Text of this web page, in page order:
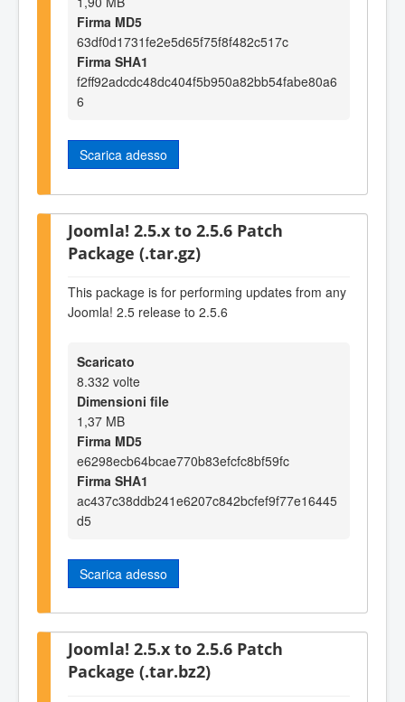
Firma MD5
63df0d1731fe2e5d65f75f8f482c517c
Firma SHA1
f2ff92adcdc48dc404f5b950a82bb54fabe80a6
6
Scarica adesso
Joomla! 2.5.x to 2.5.6 Patch
Package (.tar.gz)
This package is for performing updates from any
Joomla! 2.5 release to 2.5.6
Scaricato
8.332 volte
Dimensioni file
1,37 MB
Firma MD5
e6298ecb64bcae770b83efcfc8bf59fc
Firma SHA1
ac437c38ddb241e6207c842bcfef9f77e16445
d5
Scarica adesso
Joomla! 2.5.x to 2.5.6 Patch
Package (.tar.bz2)